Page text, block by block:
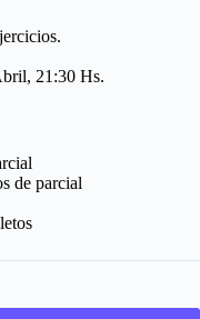
21:30 Hs.
de parcial